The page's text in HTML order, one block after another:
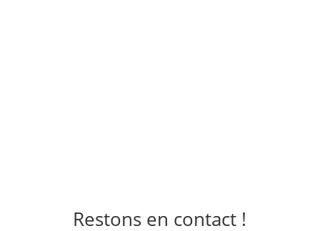
Restons en contact !